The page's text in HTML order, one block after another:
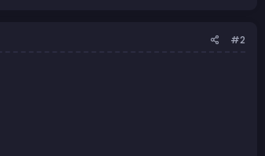
#2